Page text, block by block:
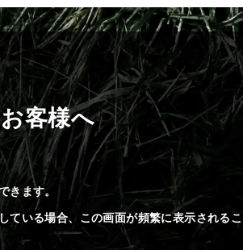
客様へ
きます。
ている場合、この画面が頻繁に表示されるこ